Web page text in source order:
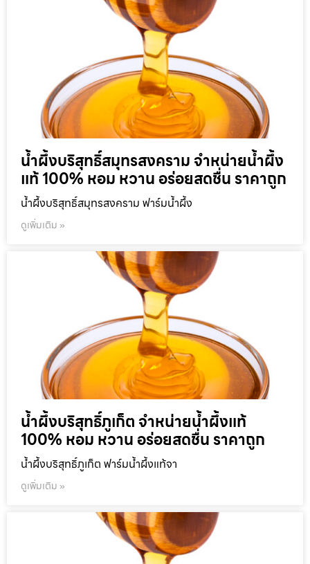
น้ำผึ้งบริสุทธิ์สมุทรสงคราม จำหน่ายน้ำผึ้ง
แท้ 100% หอม หวาน อร่อยสดชื่น ราคาถูก
น้ำผึ้งบริสุทธิ์สมุทรสงคราม ฟาร์มน้ำผึ้ง
ดูเพิ่มเติม »
น้ำผึ้งบริสุทธิ์ภูเก็ต จำหน่ายน้ำผึ้งแท้
100% หอม หวาน อร่อยสดชื่น ราคาถูก
น้ำผึ้งบริสุทธิ์ภูเก็ต ฟาร์มน้ำผึ้งแท้จา
ดูเพิ่มเติม »